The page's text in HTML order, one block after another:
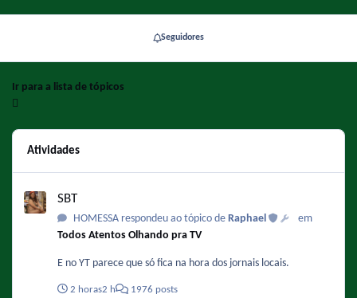
Seguidores
Ir para a lista de tópicos
Atividades
SBT
HOMESSA respondeu ao tópico de Raphael
em
Todos Atentos Olhando pra TV
E no YT parece que só fica na hora dos jornais locais.
2 horas2 h 1976 posts